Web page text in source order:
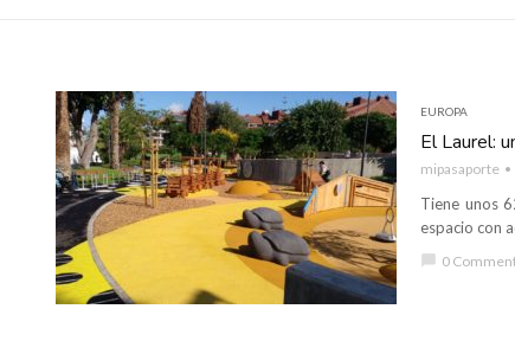
EUROPA
El Laurel:
mipasaporte
Tiene unos
espacio con
chat_bubble 0